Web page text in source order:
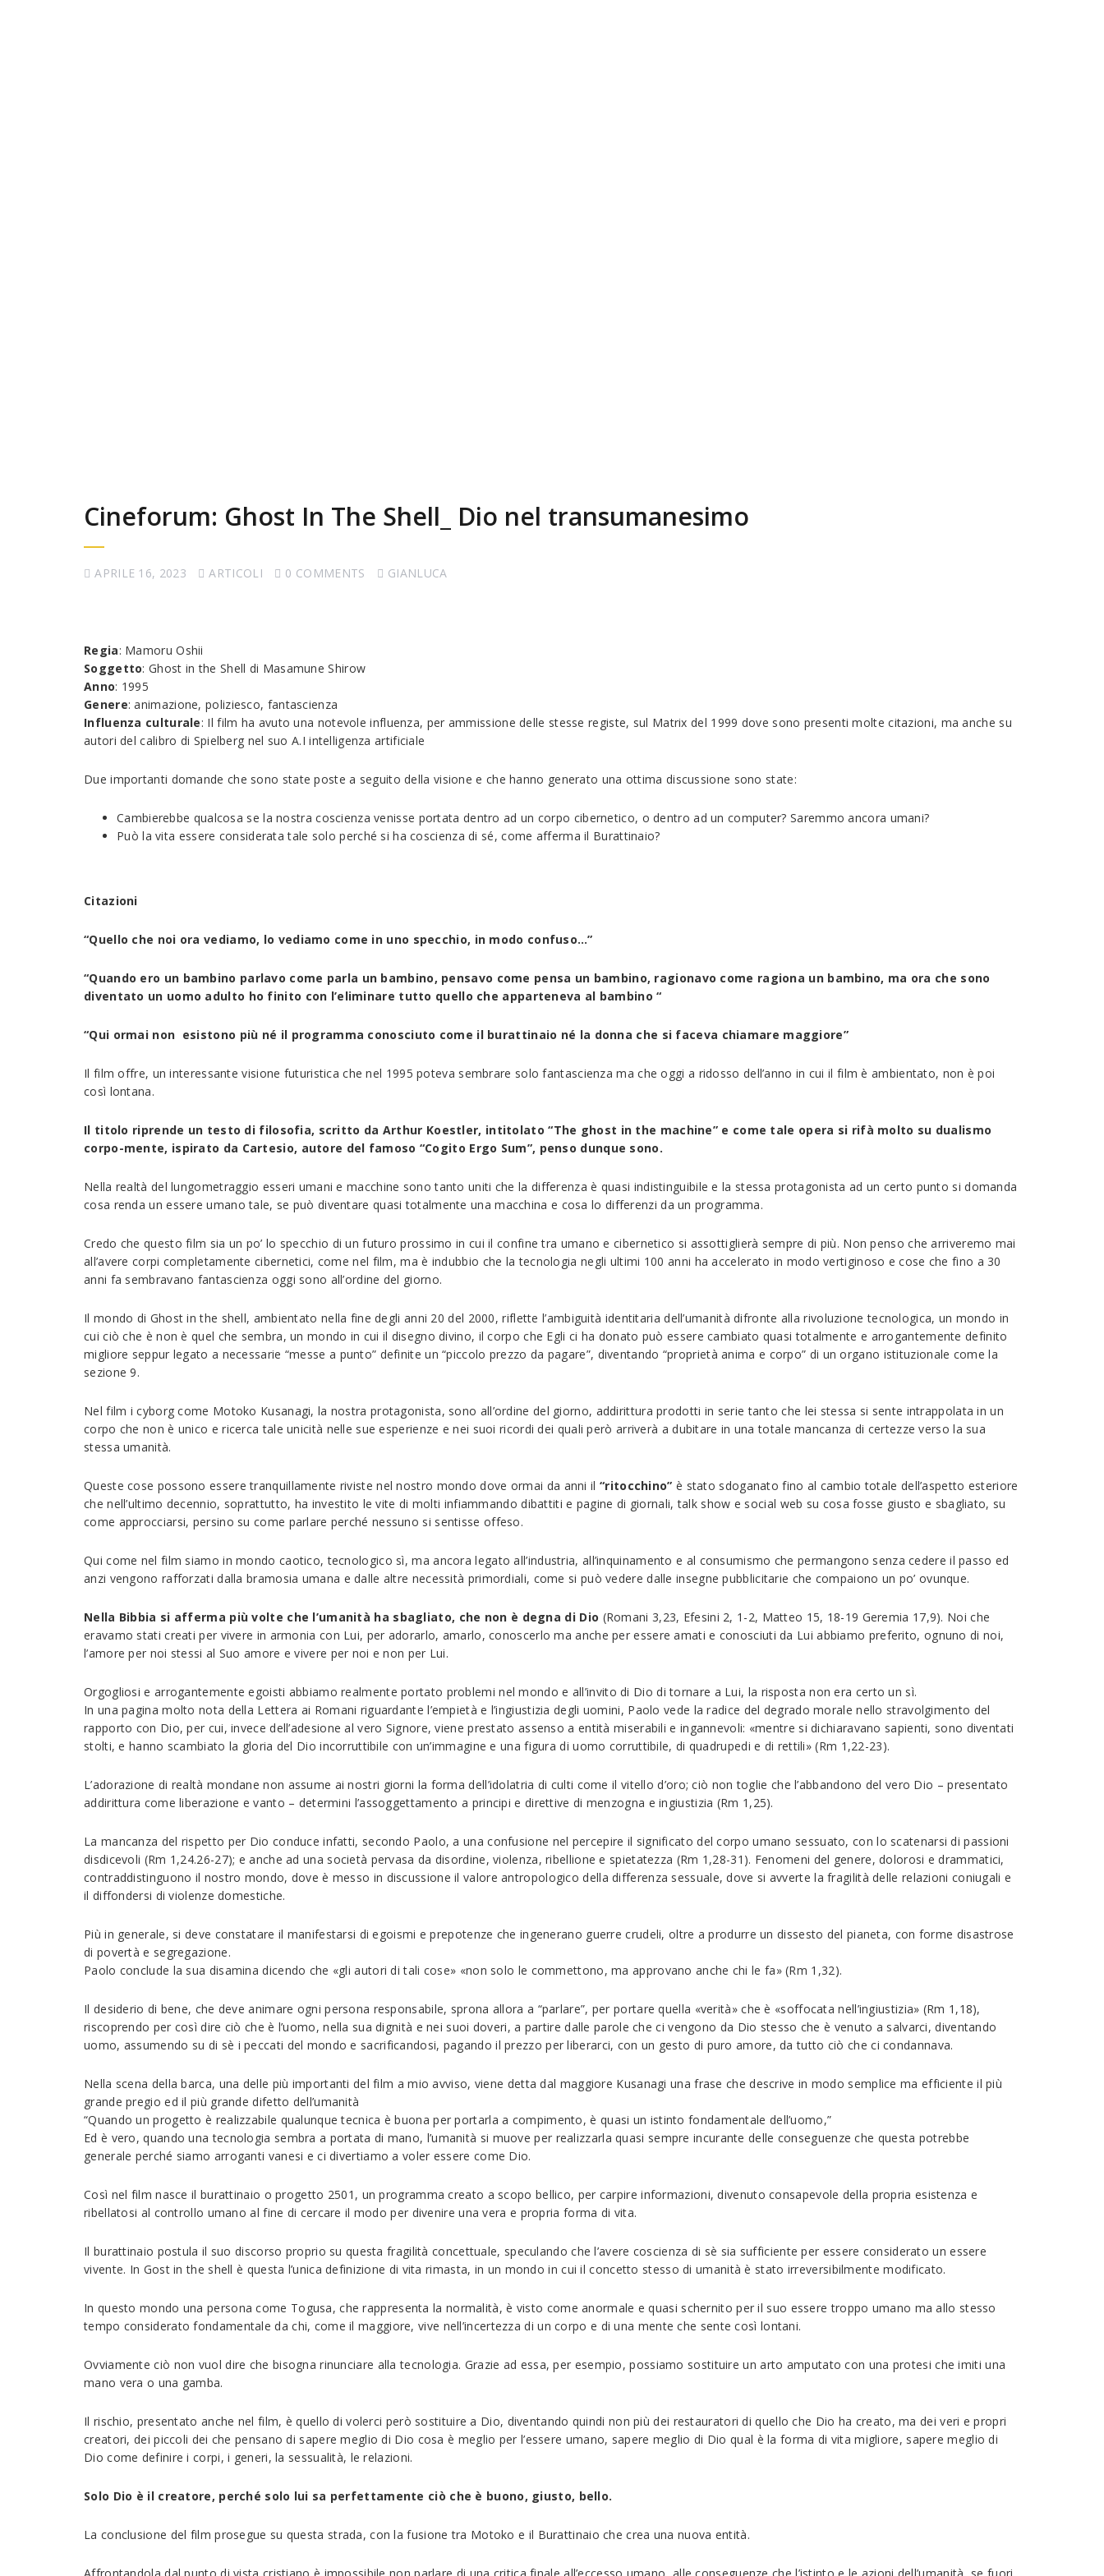
Cineforum: Ghost In The Shell_ Dio nel transumanesimo
APRILE 16, 2023 ARTICOLI 0 COMMENTS GIANLUCA
Regia: Mamoru Oshii
Soggetto: Ghost in the Shell di Masamune Shirow
Anno: 1995
Genere: animazione, poliziesco, fantascienza
Influenza culturale: Il film ha avuto una notevole influenza, per ammissione delle stesse registe, sul Matrix del 1999 dove sono presenti molte citazioni, ma anche su
autori del calibro di Spielberg nel suo A.I intelligenza artificiale
Due importanti domande che sono state poste a seguito della visione e che hanno generato una ottima discussione sono state:
Cambierebbe qualcosa se la nostra coscienza venisse portata dentro ad un corpo cibernetico, o dentro ad un computer? Saremmo ancora umani?
Può la vita essere considerata tale solo perché si ha coscienza di sé, come afferma il Burattinaio?
Citazioni
“Quello che noi ora vediamo, lo vediamo come in uno specchio, in modo confuso…”
“Quando ero un bambino parlavo come parla un bambino, pensavo come pensa un bambino, ragionavo come ragiona un bambino, ma ora che sono
diventato un uomo adulto ho finito con l’eliminare tutto quello che apparteneva al bambino “
“Qui ormai non esistono più né il programma conosciuto come il burattinaio né la donna che si faceva chiamare maggiore”
Il film offre, un interessante visione futuristica che nel 1995 poteva sembrare solo fantascienza ma che oggi a ridosso dell’anno in cui il film è ambientato, non è poi
così lontana.
Il titolo riprende un testo di filosofia, scritto da Arthur Koestler, intitolato “The ghost in the machine” e come tale opera si rifà molto su dualismo
corpo-mente, ispirato da Cartesio, autore del famoso “Cogito Ergo Sum”, penso dunque sono.
Nella realtà del lungometraggio esseri umani e macchine sono tanto uniti che la differenza è quasi indistinguibile e la stessa protagonista ad un certo punto si domanda
cosa renda un essere umano tale, se può diventare quasi totalmente una macchina e cosa lo differenzi da un programma.
Credo che questo film sia un po’ lo specchio di un futuro prossimo in cui il confine tra umano e cibernetico si assottiglierà sempre di più. Non penso che arriveremo mai
all’avere corpi completamente cibernetici, come nel film, ma è indubbio che la tecnologia negli ultimi 100 anni ha accelerato in modo vertiginoso e cose che fino a 30
anni fa sembravano fantascienza oggi sono all’ordine del giorno.
Il mondo di Ghost in the shell, ambientato nella fine degli anni 20 del 2000, riflette l’ambiguità identitaria dell’umanità difronte alla rivoluzione tecnologica, un mondo in
cui ciò che è non è quel che sembra, un mondo in cui il disegno divino, il corpo che Egli ci ha donato può essere cambiato quasi totalmente e arrogantemente definito
migliore seppur legato a necessarie “messe a punto” definite un “piccolo prezzo da pagare”, diventando “proprietà anima e corpo” di un organo istituzionale come la
sezione 9.
Nel film i cyborg come Motoko Kusanagi, la nostra protagonista, sono all’ordine del giorno, addirittura prodotti in serie tanto che lei stessa si sente intrappolata in un
corpo che non è unico e ricerca tale unicità nelle sue esperienze e nei suoi ricordi dei quali però arriverà a dubitare in una totale mancanza di certezze verso la sua
stessa umanità.
Queste cose possono essere tranquillamente riviste nel nostro mondo dove ormai da anni il “ritocchino” è stato sdoganato fino al cambio totale dell’aspetto esteriore
che nell’ultimo decennio, soprattutto, ha investito le vite di molti infiammando dibattiti e pagine di giornali, talk show e social web su cosa fosse giusto e sbagliato, su
come approcciarsi, persino su come parlare perché nessuno si sentisse offeso.
Qui come nel film siamo in mondo caotico, tecnologico sì, ma ancora legato all’industria, all’inquinamento e al consumismo che permangono senza cedere il passo ed
anzi vengono rafforzati dalla bramosia umana e dalle altre necessità primordiali, come si può vedere dalle insegne pubblicitarie che compaiono un po’ ovunque.
Nella Bibbia si afferma più volte che l’umanità ha sbagliato, che non è degna di Dio (Romani 3,23, Efesini 2, 1-2, Matteo 15, 18-19 Geremia 17,9). Noi che
eravamo stati creati per vivere in armonia con Lui, per adorarlo, amarlo, conoscerlo ma anche per essere amati e conosciuti da Lui abbiamo preferito, ognuno di noi,
l’amore per noi stessi al Suo amore e vivere per noi e non per Lui.
Orgogliosi e arrogantemente egoisti abbiamo realmente portato problemi nel mondo e all’invito di Dio di tornare a Lui, la risposta non era certo un sì.
In una pagina molto nota della Lettera ai Romani riguardante l’empietà e l’ingiustizia degli uomini, Paolo vede la radice del degrado morale nello stravolgimento del
rapporto con Dio, per cui, invece dell’adesione al vero Signore, viene prestato assenso a entità miserabili e ingannevoli: «mentre si dichiaravano sapienti, sono diventati
stolti, e hanno scambiato la gloria del Dio incorruttibile con un’immagine e una figura di uomo corruttibile, di quadrupedi e di rettili» (Rm 1,22-23).
L’adorazione di realtà mondane non assume ai nostri giorni la forma dell’idolatria di culti come il vitello d’oro; ciò non toglie che l’abbandono del vero Dio – presentato
addirittura come liberazione e vanto – determini l’assoggettamento a principi e direttive di menzogna e ingiustizia (Rm 1,25).
La mancanza del rispetto per Dio conduce infatti, secondo Paolo, a una confusione nel percepire il significato del corpo umano sessuato, con lo scatenarsi di passioni
disdicevoli (Rm 1,24.26-27); e anche ad una società pervasa da disordine, violenza, ribellione e spietatezza (Rm 1,28-31). Fenomeni del genere, dolorosi e drammatici,
contraddistinguono il nostro mondo, dove è messo in discussione il valore antropologico della differenza sessuale, dove si avverte la fragilità delle relazioni coniugali e
il diffondersi di violenze domestiche.
Più in generale, si deve constatare il manifestarsi di egoismi e prepotenze che ingenerano guerre crudeli, oltre a produrre un dissesto del pianeta, con forme disastrose
di povertà e segregazione.
Paolo conclude la sua disamina dicendo che «gli autori di tali cose» «non solo le commettono, ma approvano anche chi le fa» (Rm 1,32).
Il desiderio di bene, che deve animare ogni persona responsabile, sprona allora a “parlare”, per portare quella «verità» che è «soffocata nell’ingiustizia» (Rm 1,18),
riscoprendo per così dire ciò che è l’uomo, nella sua dignità e nei suoi doveri, a partire dalle parole che ci vengono da Dio stesso che è venuto a salvarci, diventando
uomo, assumendo su di sè i peccati del mondo e sacrificandosi, pagando il prezzo per liberarci, con un gesto di puro amore, da tutto ciò che ci condannava.
Nella scena della barca, una delle più importanti del film a mio avviso, viene detta dal maggiore Kusanagi una frase che descrive in modo semplice ma efficiente il più
grande pregio ed il più grande difetto dell’umanità
“Quando un progetto è realizzabile qualunque tecnica è buona per portarla a compimento, è quasi un istinto fondamentale dell’uomo,”
Ed è vero, quando una tecnologia sembra a portata di mano, l’umanità si muove per realizzarla quasi sempre incurante delle conseguenze che questa potrebbe
generale perché siamo arroganti vanesi e ci divertiamo a voler essere come Dio.
Così nel film nasce il burattinaio o progetto 2501, un programma creato a scopo bellico, per carpire informazioni, divenuto consapevole della propria esistenza e
ribellatosi al controllo umano al fine di cercare il modo per divenire una vera e propria forma di vita.
Il burattinaio postula il suo discorso proprio su questa fragilità concettuale, speculando che l’avere coscienza di sè sia sufficiente per essere considerato un essere
vivente. In Gost in the shell è questa l’unica definizione di vita rimasta, in un mondo in cui il concetto stesso di umanità è stato irreversibilmente modificato.
In questo mondo una persona come Togusa, che rappresenta la normalità, è visto come anormale e quasi schernito per il suo essere troppo umano ma allo stesso
tempo considerato fondamentale da chi, come il maggiore, vive nell’incertezza di un corpo e di una mente che sente così lontani.
Ovviamente ciò non vuol dire che bisogna rinunciare alla tecnologia. Grazie ad essa, per esempio, possiamo sostituire un arto amputato con una protesi che imiti una
mano vera o una gamba.
Il rischio, presentato anche nel film, è quello di volerci però sostituire a Dio, diventando quindi non più dei restauratori di quello che Dio ha creato, ma dei veri e propri
creatori, dei piccoli dei che pensano di sapere meglio di Dio cosa è meglio per l’essere umano, sapere meglio di Dio qual è la forma di vita migliore, sapere meglio di
Dio come definire i corpi, i generi, la sessualità, le relazioni.
Solo Dio è il creatore, perché solo lui sa perfettamente ciò che è buono, giusto, bello.
La conclusione del film prosegue su questa strada, con la fusione tra Motoko e il Burattinaio che crea una nuova entità.